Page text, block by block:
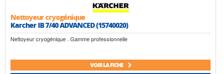
Nettoyeur cryogénique
Karcher IB 7/40 ADVANCED (15740020)
Nettoyeur cryogénique . Gamme professionnelle
VOIR LA FICHE